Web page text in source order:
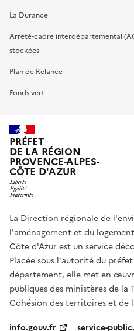
La Durance
Arrêté-cadre interdépartemental
stockées
Plan de Relance
Fonds vert
PRÉFET
DE LA RÉGION
PROVENCE-ALPES-
CÔTE D'AZUR
La Direction régionale de
l'aménagement et du
Côte d'Azur est un service
Placée sous l'autorité du
département, elle met en
publiques des ministères de
Cohésion des territoires et de
info.gouv.fr
service-